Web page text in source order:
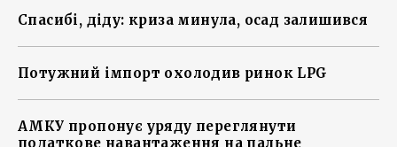
Спасибі, діду: криза минула, осад залишився
Потужний імпорт охолодив ринок LPG
АМКУ пропонує уряду переглянути
податкове навантаження на пальне